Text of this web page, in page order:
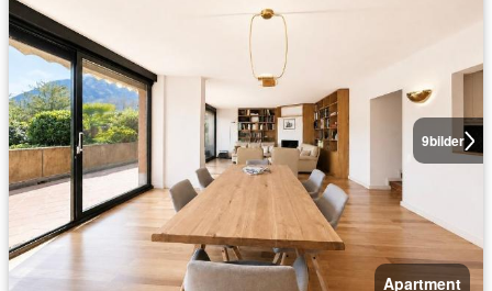
9bilder
Apartment